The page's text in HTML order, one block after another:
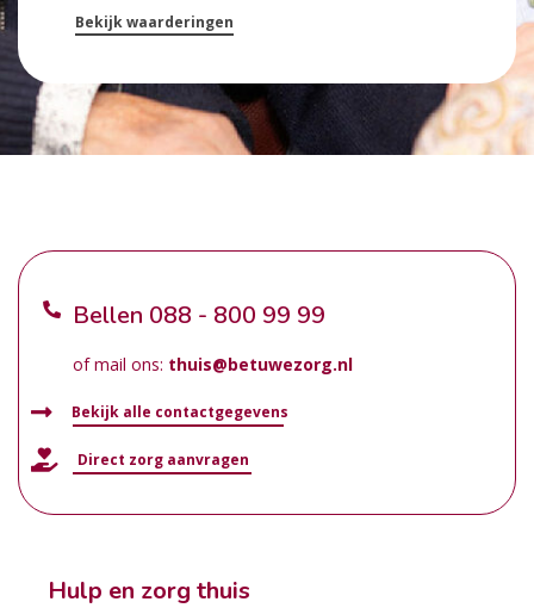
Bekijk waarderingen
Bellen 088 - 800 99 99
of mail ons: thuis@betuwezorg.nl
Bekijk alle contactgegevens
Direct zorg aanvragen
Hulp en zorg thuis